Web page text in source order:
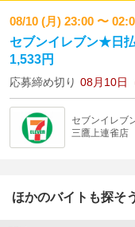
08/10 (月) 23:00 〜
セブンイレブン★日
1,533円
応募締め切り 08月10日
セブンイレブ
三鷹上連雀店
ほかのバイトも探そ